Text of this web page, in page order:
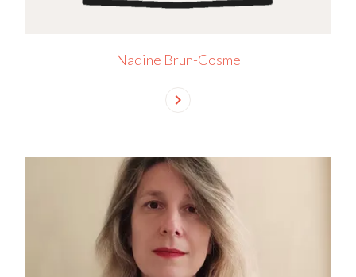
Nadine Brun-Cosme
chevron_right